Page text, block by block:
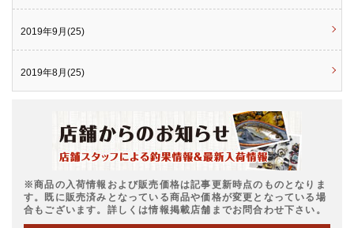
2019年9月(25)
2019年8月(25)
※商品の入荷情報および販売価格は記事更新時点のものとなりま
す。既に販売済みとなっている商品や価格が変更となっている場
合もございます。詳しくは情報掲載店舗までお問合わせ下さい。